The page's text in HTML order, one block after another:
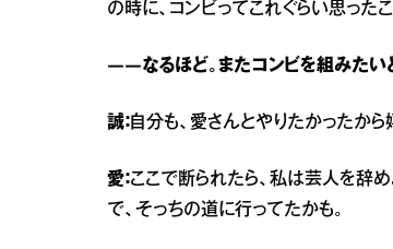
の時に、コンビってこれぐらい思った
――なるほど。またコンビを組みたい
誠： 自分も、愛さんとやりたかったから
愛：ここで断られたら、私は芸人を辞
で、そっちの道に行ってたかも。